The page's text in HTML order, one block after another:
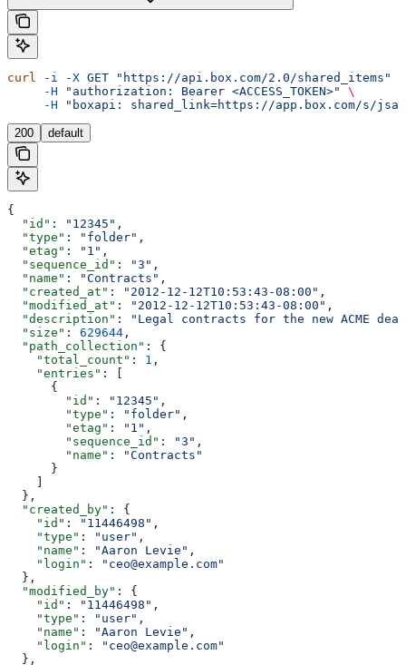
curl -i -X GET "https://api.box.com/2.0/shared_items"
     -H
"authorization: Bearer <ACCESS_TOKEN>"
\
     -H
"boxapi: shared_link=https://app.box.com/s/
200 default
{
  "id"
: "12345" ,
  "type"
: "folder" ,
  "etag"
: "1" ,
  "sequence_id"
: "3" ,
  "name"
: "Contracts" ,
  "created_at"
: "2012-12-12T10:53:43-08:00" ,
  "modified_at"
: "2012-12-12T10:53:43-08:00" ,
  "description"
:
"Legal contracts for the new ACME
  "size"
: 629644 ,
  "path_collection"
: {
    "total_count"
: 1 ,
    "entries"
: [
      {
        "id"
: "12345" ,
        "type"
: "folder" ,
        "etag"
: "1" ,
        "sequence_id"
: "3" ,
        "name"
:
"Contracts"
      }
    ]
  },
  "created_by"
: {
    "id"
: "11446498" ,
    "type"
: "user" ,
    "name"
: "Aaron Levie" ,
    "login"
:
"ceo@example.com"
  },
  "modified_by"
: {
    "id"
: "11446498" ,
    "type"
: "user" ,
    "name"
: "Aaron Levie" ,
    "login"
:
"ceo@example.com"
  },